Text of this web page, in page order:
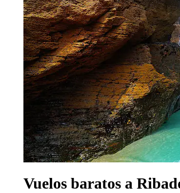
Vuelos baratos a